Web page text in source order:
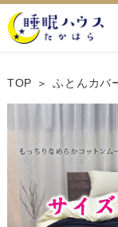
TOP ふとんカバ